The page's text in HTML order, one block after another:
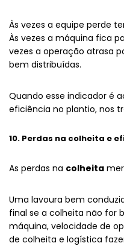
Às vezes a equipe perde
Às vezes a máquina fica
vezes a operação atrasa
bem distribuídas.
Quando esse indicador é
eficiência no plantio, nos
10. Perdas na colheita e
As perdas na colheita
Uma lavoura bem
final se a colheita não for
máquina, velocidade de
de colheita e logística